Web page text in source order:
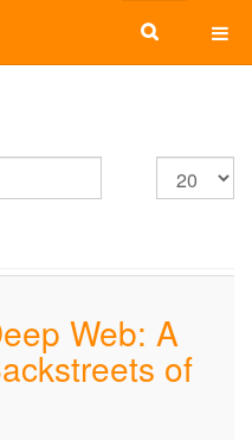
Web: A
of